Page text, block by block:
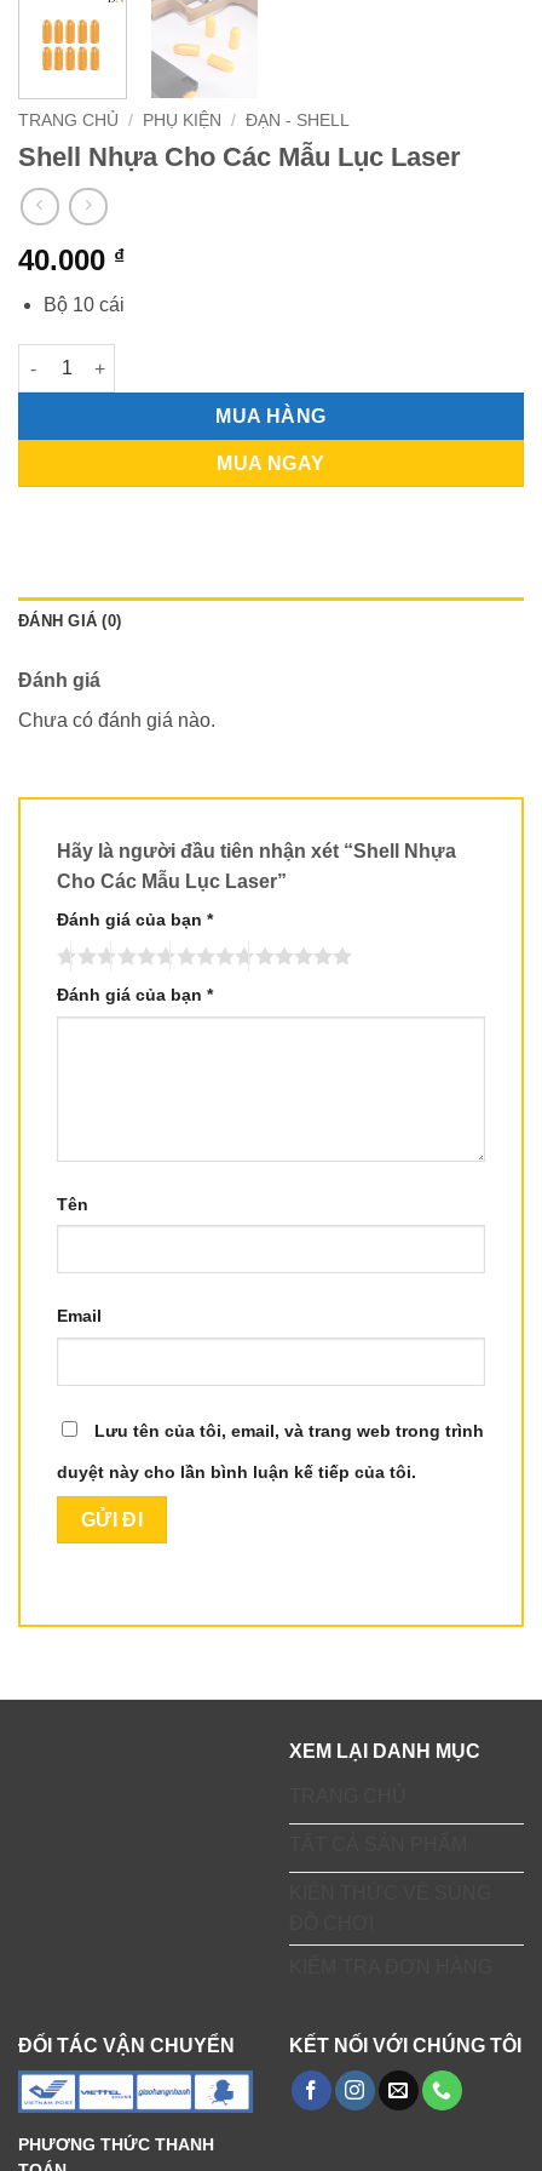
TRANG CHỦ / PHỤ KIỆN / ĐẠN - SHELL
Shell Nhựa Cho Các Mẫu Lục Laser
40.000 ₫
Bộ 10 cái
Shell Nhựa Cho Các Mẫu Lục Laser số lượng
MUA HÀNG
MUA NGAY
ĐÁNH GIÁ (0)
Đánh giá
Chưa có đánh giá nào.
Hãy là người đầu tiên nhận xét “Shell Nhựa
Cho Các Mẫu Lục Laser”
Đánh giá của bạn *
Đánh giá của bạn *
Tên
Email
Lưu tên của tôi, email, và trang web trong trình
duyệt này cho lần bình luận kế tiếp của tôi.
XEM LẠI DANH MỤC
ĐỐI TÁC VẬN CHUYỂN
PHƯƠNG THỨC THANH
KẾT NỐI VỚI CHÚNG TÔI